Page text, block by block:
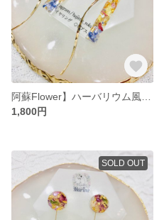
1,800円
SOLD OUT